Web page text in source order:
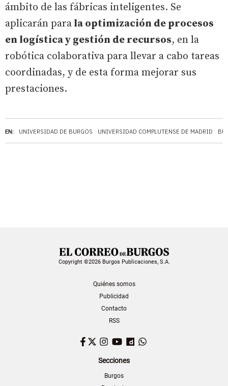
EN: UNIVERSIDAD DE BURGOS UNIVERSIDAD COMPLUTENSE DE MADRID
ámbito de las fábricas inteligentes. Se
aplicarán para la optimización de procesos
en logística y gestión de recursos, en la
robótica colaborativa para llevar a cabo tareas
coordinadas, y de esta forma mejorar sus
prestaciones.
Copyright ©2026 Burgos Publicaciones, S.A.
Quiénes somos
Publicidad
Contacto
RSS
Facebook
TwitterInstagram
YouTubeDailymotion
Secciones
Burgos